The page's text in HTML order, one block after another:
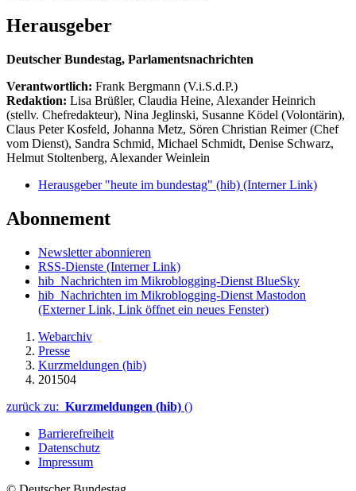
Herausgeber
Deutscher Bundestag, Parlamentsnachrichten
Verantwortlich: Frank Bergmann (V.i.S.d.P.)
Redaktion: Lisa Brüßler, Claudia Heine, Alexander Heinrich
(stellv. Chefredakteur), Nina Jeglinski, Susanne Ködel (Volontärin),
Claus Peter Kosfeld, Johanna Metz, Sören Christian Reimer (Chef
vom Dienst), Sandra Schmid, Michael Schmidt, Denise Schwarz,
Helmut Stoltenberg, Alexander Weinlein
Herausgeber "heute im bundestag" (hib) (Interner Link)
Abonnement
Newsletter abonnieren
RSS-Dienste (Interner Link)
hib_Nachrichten im Mikroblogging-Dienst BlueSky
hib_Nachrichten im Mikroblogging-Dienst Mastodon
(Externer Link, Link öffnet ein neues Fenster)
Webarchiv
Presse
Kurzmeldungen (hib)
201504
zurück zu: Kurzmeldungen (hib) ()
Barrierefreiheit
Datenschutz
Impressum